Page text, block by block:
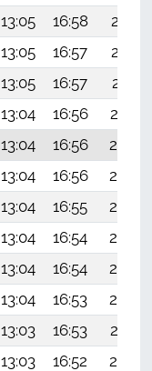
13:05 16:58
20:14
13:05 16:57
20:13
13:05 16:57
20:11
13:04 16:56
20:10
13:04 16:56
20:09
13:04 16:56
20:08
13:04 16:55
20:07
13:04 16:54
20:05
13:04 16:54
20:04
13:04 16:53
20:03
13:03 16:53
20:01
13:03 16:52
20:00